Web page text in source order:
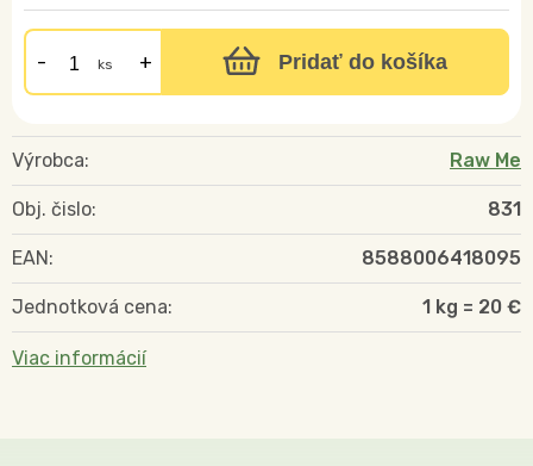
ks Pridať do košíka
Výrobca: Raw Me
Obj. čislo: 831
EAN: 8588006418095
Jednotková cena: 1 kg = 20 €
Viac informácií